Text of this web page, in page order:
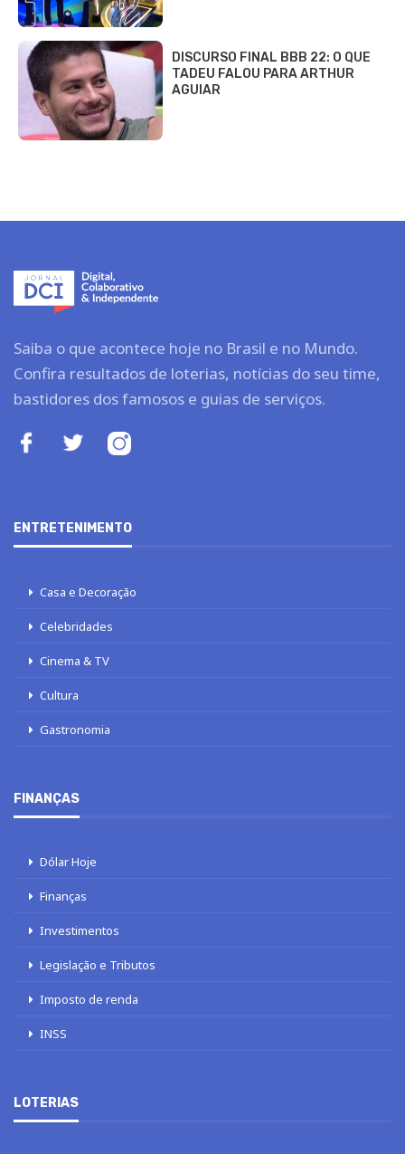
DISCURSO FINAL BBB 22: O QUE
TADEU FALOU PARA ARTHUR
AGUIAR
Saiba o que acontece hoje no Brasil e no Mundo.
Confira resultados de loterias, notícias do seu time,
bastidores dos famosos e guias de serviços.
ENTRETENIMENTO
Casa e Decoração
Celebridades
Cinema & TV
Cultura
Gastronomia
FINANÇAS
Dólar Hoje
Finanças
Investimentos
Legislação e Tributos
Imposto de renda
INSS
LOTERIAS